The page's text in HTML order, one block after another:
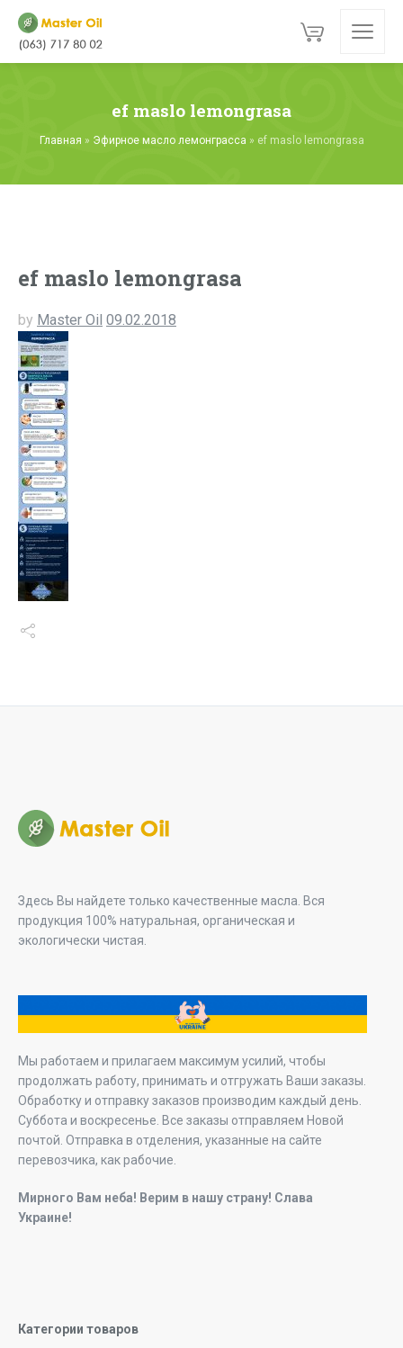
ef maslo lemongrasa
Главная » Эфирное масло лемонграсса » ef maslo lemongrasa
ef maslo lemongrasa
by Master Oil 09.02.2018
Здесь Вы найдете только качественные масла. Вся
продукция 100% натуральная, органическая и
экологически чистая.
Мы работаем и прилагаем максимум усилий, чтобы
продолжать работу, принимать и отгружать Ваши заказы.
Обработку и отправку заказов производим каждый день.
Суббота и воскресенье. Все заказы отправляем Новой
почтой. Отправка в отделения, указанные на сайте
перевозчика, как рабочие.
Мирного Вам неба! Верим в нашу страну! Слава
Украине!
Категории товаров